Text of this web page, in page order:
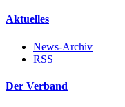
Aktuelles
News-Archiv
RSS
Der Verband